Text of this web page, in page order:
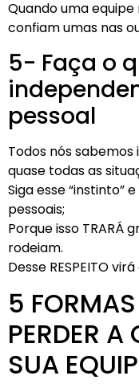
Quando uma
confiam umas nas
5- Faça o
pessoal
Todos nós
quase todas as
Siga esse “instinto”
pessoais;
Porque isso TRARÁ
rodeiam.
Desse RESPEITO
5
PERDER
SUA